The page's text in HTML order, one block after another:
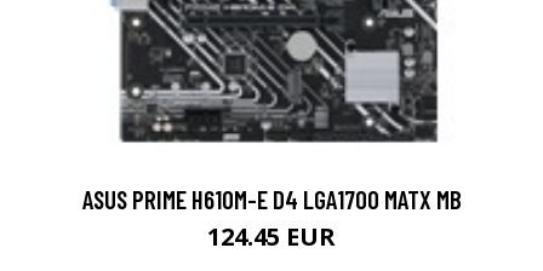
ASUS PRIME H610M-E D4 LGA1700 MATX MB
124.45 EUR